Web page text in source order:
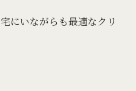
にいながらも最適なクリ